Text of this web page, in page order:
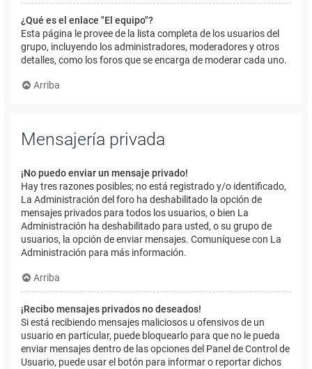
¿Qué es el enlace "El equipo"?
Esta página le provee de la lista completa de los usuarios del
grupo, incluyendo los administradores, moderadores y otros
detalles, como los foros que se encarga de moderar cada uno.
Arriba
Mensajería privada
¡No puedo enviar un mensaje privado!
Hay tres razones posibles; no está registrado y/o identificado,
La Administración del foro ha deshabilitado la opción de
mensajes privados para todos los usuarios, o bien La
Administración ha deshabilitado para usted, o su grupo de
usuarios, la opción de enviar mensajes. Comuníquese con La
Administración para más información.
Arriba
¡Recibo mensajes privados no deseados!
Si está recibiendo mensajes maliciosos u ofensivos de un
usuario en particular, puede bloquearlo para que no le pueda
enviar mensajes dentro de las opciones del Panel de Control de
Usuario, puede usar el botón para informar o reportar dichos